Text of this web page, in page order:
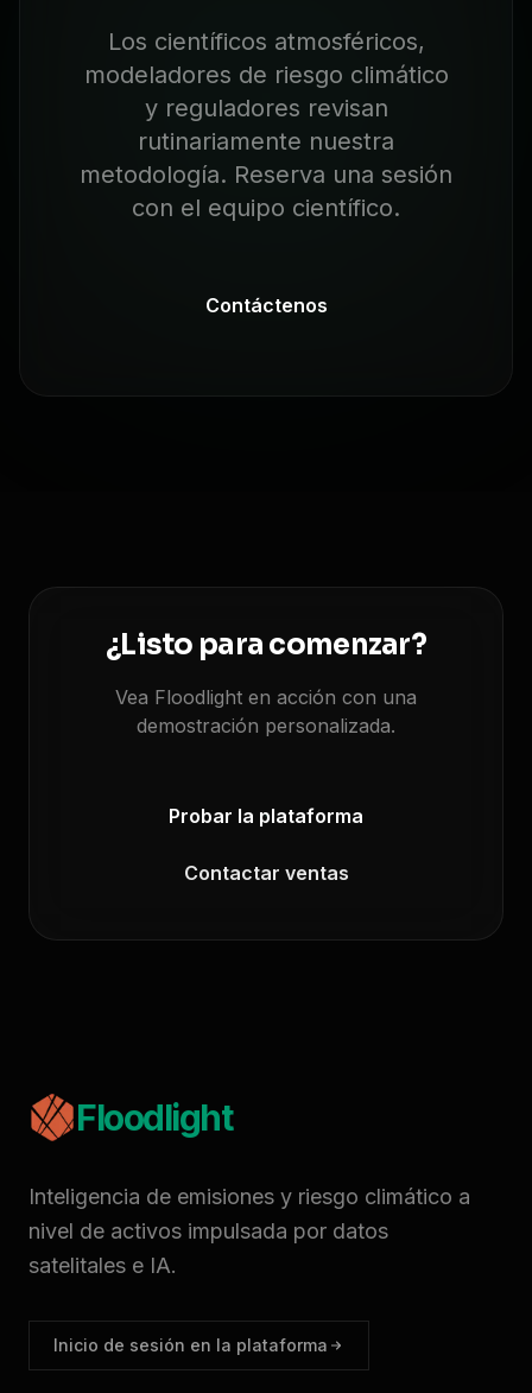
Los científicos atmosféricos,
modeladores de riesgo climático
y reguladores revisan
rutinariamente nuestra
metodología. Reserva una sesión
con el equipo científico.
Contáctenos
¿Listo para comenzar?
Vea Floodlight en acción con una
demostración personalizada.
Probar la plataforma
Contactar ventas
Floodlight
Inteligencia de emisiones y riesgo climático a
nivel de activos impulsada por datos
satelitales e IA.
Inicio de sesión en la plataforma